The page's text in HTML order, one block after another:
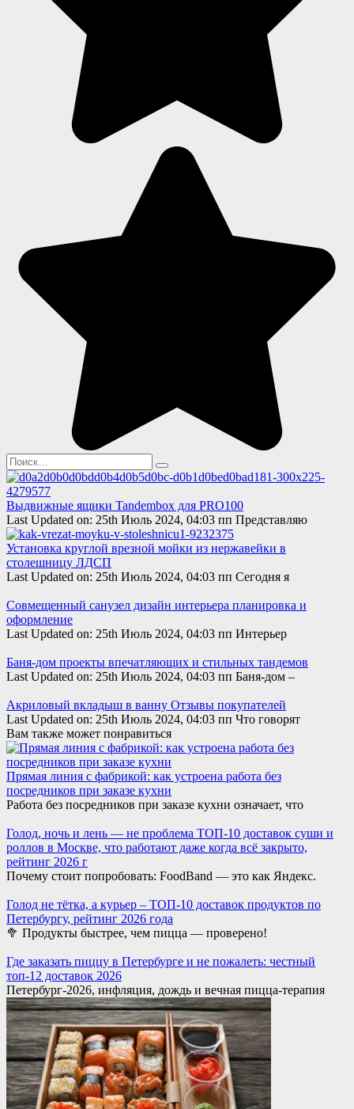
Search
for:
Выдвижные ящики Tandembox для PRO100
Last Updated on: 25th Июль 2024, 04:03 пп Представляю
Установка круглой врезной мойки из нержавейки в
столешницу ЛДСП
Last Updated on: 25th Июль 2024, 04:03 пп Сегодня я
Совмещенный санузел дизайн интерьера планировка и
оформление
Last Updated on: 25th Июль 2024, 04:03 пп Интерьер
Баня-дом проекты впечатляющих и стильных тандемов
Last Updated on: 25th Июль 2024, 04:03 пп Баня-дом –
Акриловый вкладыш в ванну Отзывы покупателей
Last Updated on: 25th Июль 2024, 04:03 пп Что говорят
Вам также может понравиться
Прямая линия с фабрикой: как устроена работа без
посредников при заказе кухни
Работа без посредников при заказе кухни означает, что
Голод, ночь и лень — не проблема ТОП-10 доставок суши и
роллов в Москве, что работают даже когда всё закрыто,
рейтинг 2026 г
Почему стоит попробовать: FoodBand — это как Яндекс.
Голод не тётка, а курьер – ТОП-10 доставок продуктов по
Петербургу, рейтинг 2026 года
🥦 Продукты быстрее, чем пицца — проверено!
Где заказать пиццу в Петербурге и не пожалеть: честный
топ-12 доставок 2026
Петербург-2026, инфляция, дождь и вечная пицца-терапия